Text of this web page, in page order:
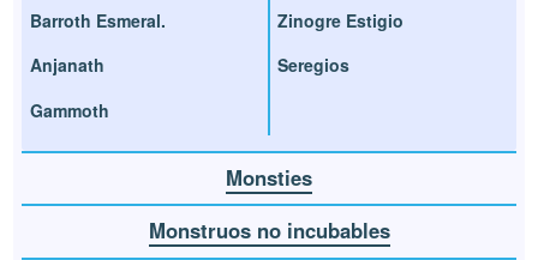
Barroth Esmeral.
Anjanath
Gammoth
Zinogre Estigio
Seregios
Monsties
Monstruos no incubables